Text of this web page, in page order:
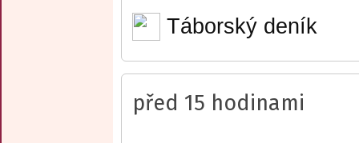
Táborský deník
před 15 hodinami